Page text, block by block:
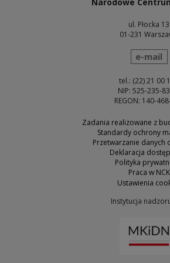
Narodowe
ul. Płocka 13
01-231
wyślij
e-mail
tel.: (22) 21 00
NIP: 525-235-
REGON: 140-
Zadania realizowane z
Standardy ochrony
Przetwarzanie danych
Deklaracja
Polityka
Praca w NCK
Ustawienia
Instytucja